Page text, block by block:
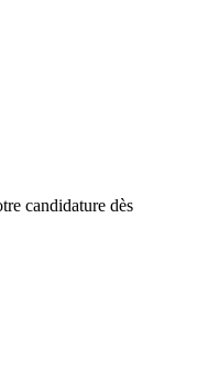
candidature dès